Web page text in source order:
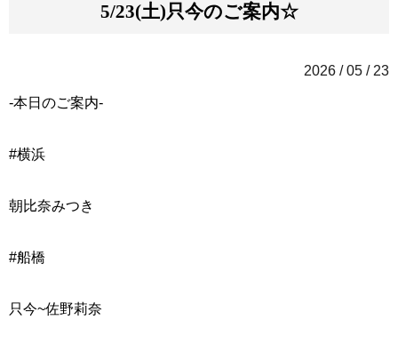
5/23(土)只今のご案内☆
2026 / 05 / 23
-本日のご案内-
#横浜
朝比奈みつき
#船橋
只今~佐野莉奈